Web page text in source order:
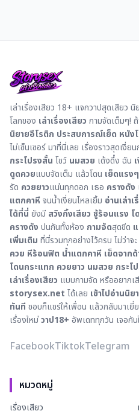
เล่าเรื่องเสียว 18+ แจกวาปสุดเสียว
โลกของ เล่าเรื่องเสียว กามจัดเต็มๆ!
นิยายอีโรติก ประสบการณ์เย็ด หนัง
ไม่เซ็นเซอร์ มาที่นี่เลย เรื่องราวสุดเงี่ย
กระโปรงสั้น โชว์ นมสวย เด้งดึ๋ง ฉัน
ดูดควยแบบจัดเต็ม แล้วโดน เย็ดแรงๆ
รัด ควยยาวแน่นทุกดอก เธอ ครางดัง
แตกคาหี จนน้ำเงี่ยนไหลเยิ้ม อ่านเล่า
ได้ที่นี่ ยังมี สวิงกิ้งเสียว ชู้ร้อนแรง โ
ครางดัง ปนกันทั้งห้อง กามจัดสุดขีด
เพิ่มเติม ที่นี่รวมทุกอย่างไว้ครบ ไม่ว่าจะ
ควย หีร้อนฟิต น้ำแตกคาหี เย็ดจาก
โดนกระแทก ควยยาว นมสวย กระโ
เล่าเรื่องเสียว แบบกามจัด หรืออยากเ
storysex.net ได้เลย เข้าไปอ่านนิ
ทันที ชอบก็แชร์ให้เพื่อน แล้วกลับมาเยี่
เรื่องใหม่วาป18+ อัพเดททุกวัน เจอกัน
FacebookTiktokTelegram
หมวดหมู่
เรื่องเสียว